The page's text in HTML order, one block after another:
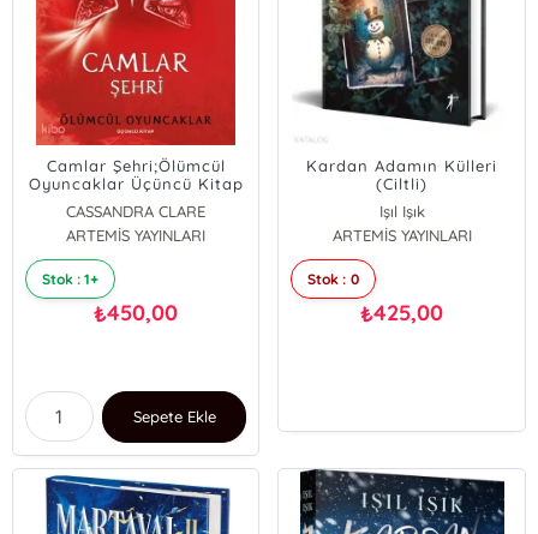
Camlar Şehri;Ölümcül
Oyuncaklar Üçüncü Kitap
CASSANDRA CLARE
ARTEMİS YAYINLARI
Stok : 1+
₺450,00
Sepete Ekle
Kardan Adamın Külleri
(Ciltli)
Işıl Işık
ARTEMİS YAYINLARI
Stok : 0
₺425,00